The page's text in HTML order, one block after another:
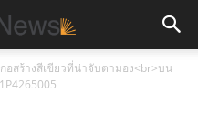
อสร้างสีเขียวที่น่าจับตามอง<br>บน
1P4265005